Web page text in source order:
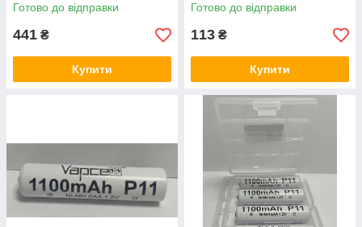
Готово до відправки
441 ₴
Купити
Готово до відправки
113 ₴
Купити